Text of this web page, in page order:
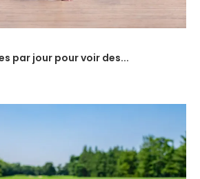
par jour pour voir des...